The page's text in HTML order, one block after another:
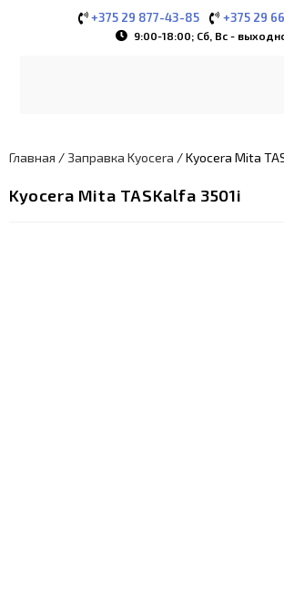
+375 29 877-43-85 +375 29
9:00-18:00; Сб, Вс -
Главная / Заправка Kyocera / Kyocera Mita
Kyocera Mita TASKalfa 3501i